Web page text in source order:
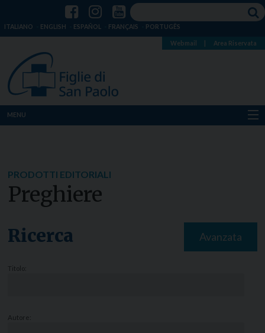
ITALIANO ENGLISH ESPAÑOL FRANÇAIS PORTUGÊS
Webmail Area Riservata
MENU
Notizie
PRODOTTI EDITORIALI
Preghiere
Ricerca Avanzata
Titolo:
Autore: